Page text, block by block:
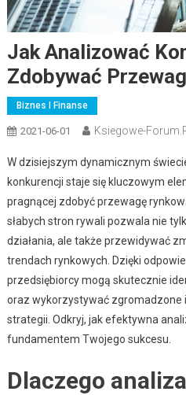
Jak Analizować
Zdobywać
Biznes I Finanse
2021-06-01 Ksiegowe-
W dzisiejszym dynamicznym
konkurencji staje się kluczowym
pragnącej zdobyć przewagę
słabych stron rywali pozwala nie
działania, ale także przewidywać
trendach rynkowych. Dzięki
przedsiębiorcy mogą skutecznie
oraz wykorzystywać
strategii. Odkryj, jak efektywna
fundamentem Twojego sukcesu.
Dlaczego